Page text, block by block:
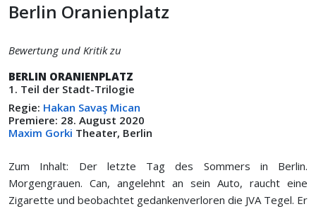
Berlin Oranienplatz
Bewertung und Kritik zu
BERLIN ORANIENPLATZ
1. Teil der Stadt-Trilogie
Regie: Hakan Savaş Mican
Premiere: 28. August 2020
Maxim Gorki Theater, Berlin
Zum Inhalt: Der letzte Tag des Sommers in Berlin.
Morgengrauen. Can, angelehnt an sein Auto, raucht eine
Zigarette und beobachtet gedankenverloren die JVA Tegel. Er